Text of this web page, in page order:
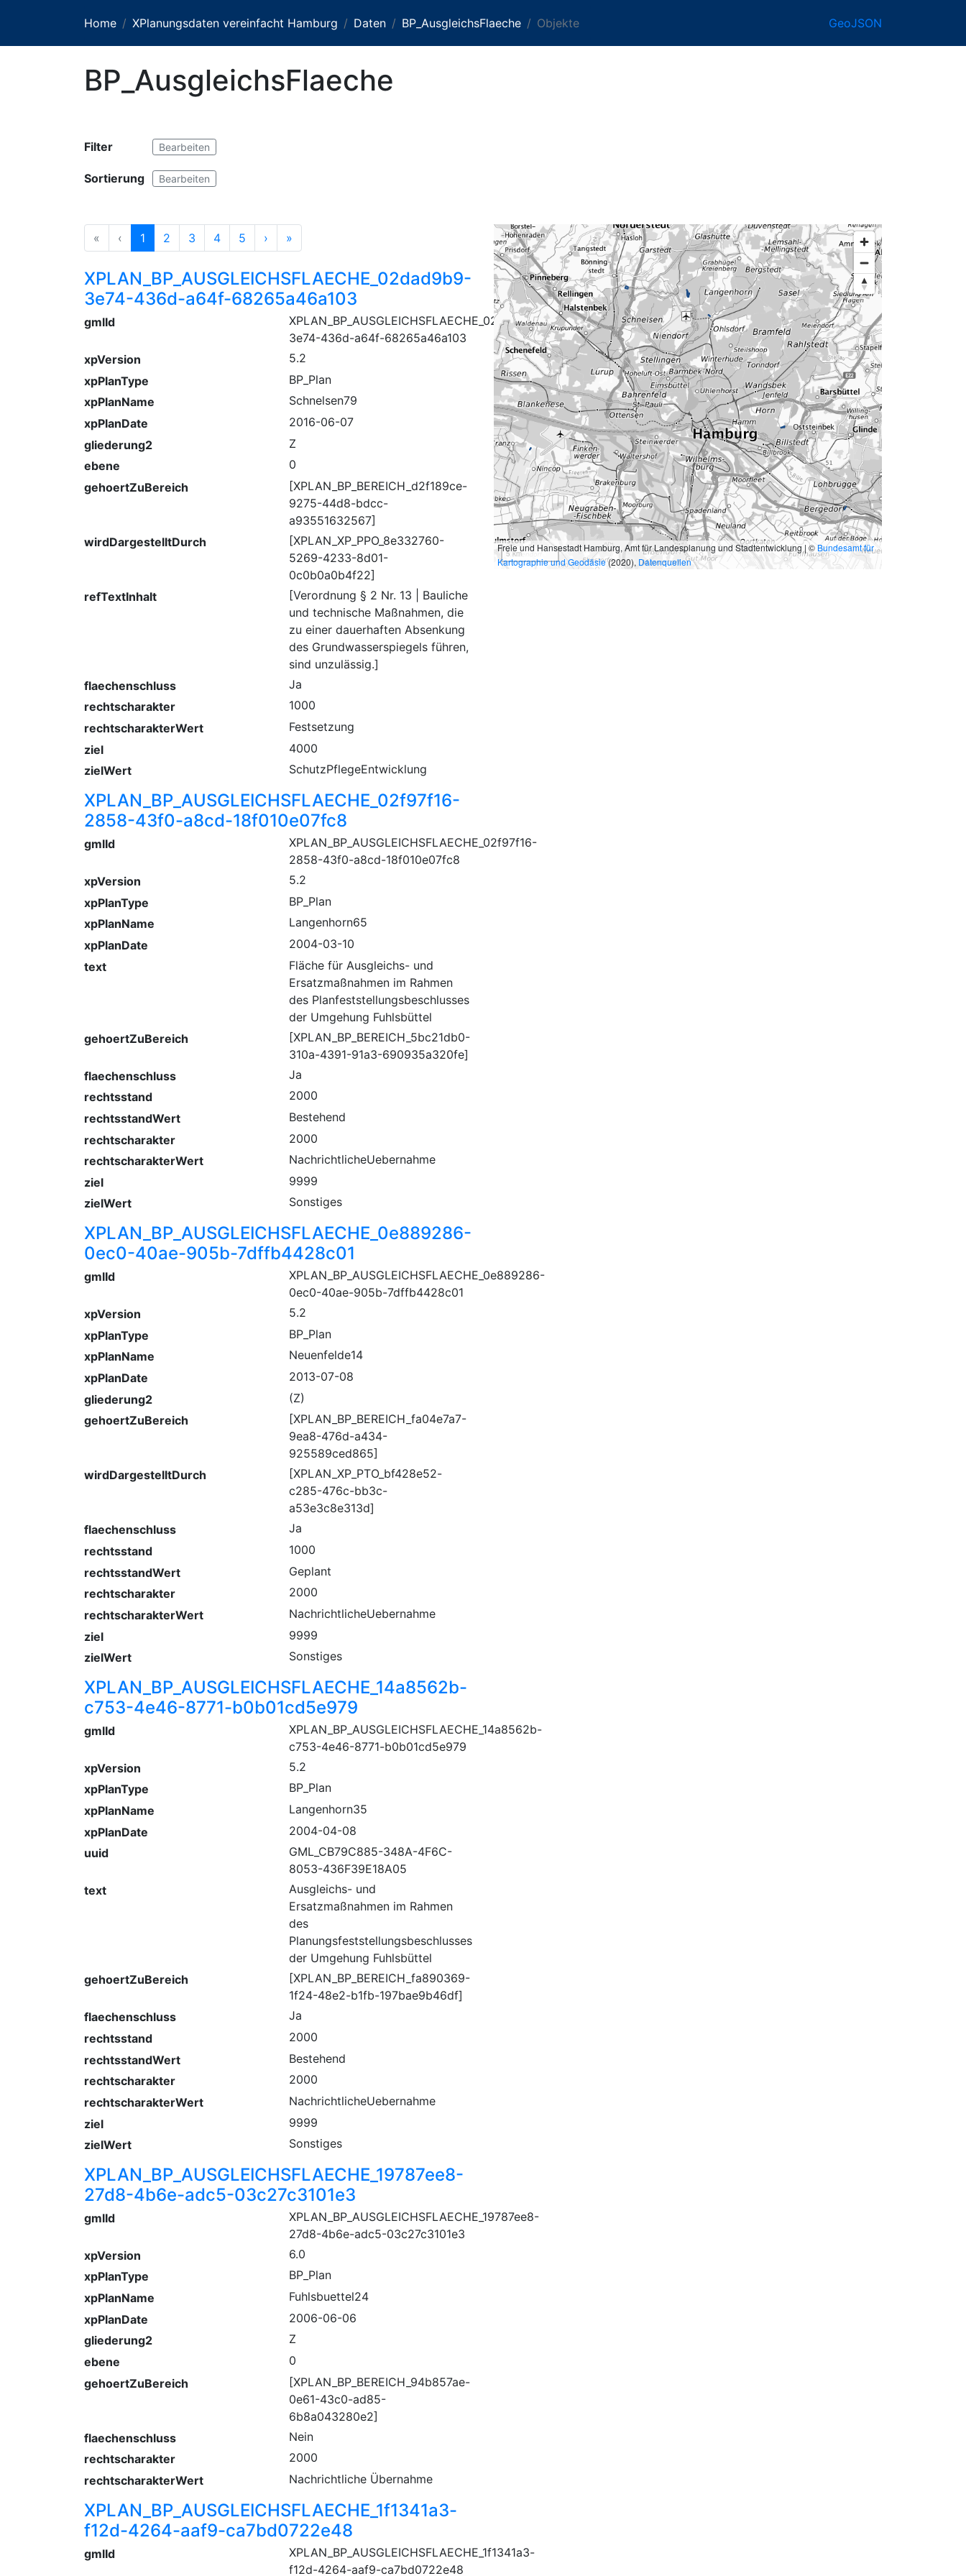
Home XPlanungsdaten vereinfacht Hamburg Daten BP_AusgleichsFlaeche Objekte GeoJSON
BP_AusgleichsFlaeche
Filter Bearbeiten
Sortierung Bearbeiten
« ‹ 1 2 3 4 5 › »
XPLAN_BP_AUSGLEICHSFLAECHE_02dad9b9-
3e74-436d-a64f-68265a46a103
gmlId
XPLAN_BP_AUSGLEICHSFLAECHE_02dad9b9-
3e74-436d-a64f-68265a46a103
xpVersion
5.2
xpPlanType
BP_Plan
xpPlanName
Schnelsen79
xpPlanDate
2016-06-07
gliederung2
Z
ebene
0
gehoertZuBereich
[XPLAN_BP_BEREICH_d2f189ce-
9275-44d8-bdcc-
a93551632567]
wirdDargestelltDurch
[XPLAN_XP_PPO_8e332760-
5269-4233-8d01-
0c0b0a0b4f22]
refTextInhalt
[Verordnung § 2 Nr. 13 | Bauliche
und technische Maßnahmen, die
zu einer dauerhaften Absenkung
des Grundwasserspiegels führen,
sind unzulässig.]
flaechenschluss
Ja
rechtscharakter
1000
rechtscharakterWert
Festsetzung
ziel
4000
zielWert
SchutzPflegeEntwicklung
XPLAN_BP_AUSGLEICHSFLAECHE_02f97f16-
2858-43f0-a8cd-18f010e07fc8
gmlId
XPLAN_BP_AUSGLEICHSFLAECHE_02f97f16-
2858-43f0-a8cd-18f010e07fc8
xpVersion
5.2
xpPlanType
BP_Plan
xpPlanName
Langenhorn65
xpPlanDate
2004-03-10
text
Fläche für Ausgleichs- und
Ersatzmaßnahmen im Rahmen
des Planfeststellungsbeschlusses
der Umgehung Fuhlsbüttel
gehoertZuBereich
[XPLAN_BP_BEREICH_5bc21db0-
310a-4391-91a3-690935a320fe]
flaechenschluss
Ja
rechtsstand
2000
rechtsstandWert
Bestehend
rechtscharakter
2000
rechtscharakterWert
NachrichtlicheUebernahme
ziel
9999
zielWert
Sonstiges
XPLAN_BP_AUSGLEICHSFLAECHE_0e889286-
0ec0-40ae-905b-7dffb4428c01
gmlId
XPLAN_BP_AUSGLEICHSFLAECHE_0e889286-
0ec0-40ae-905b-7dffb4428c01
xpVersion
5.2
xpPlanType
BP_Plan
xpPlanName
Neuenfelde14
xpPlanDate
2013-07-08
gliederung2
(Z)
gehoertZuBereich
[XPLAN_BP_BEREICH_fa04e7a7-
9ea8-476d-a434-
925589ced865]
wirdDargestelltDurch
[XPLAN_XP_PTO_bf428e52-
c285-476c-bb3c-
a53e3c8e313d]
flaechenschluss
Ja
rechtsstand
1000
rechtsstandWert
Geplant
rechtscharakter
2000
rechtscharakterWert
NachrichtlicheUebernahme
ziel
9999
zielWert
Sonstiges
XPLAN_BP_AUSGLEICHSFLAECHE_14a8562b-
c753-4e46-8771-b0b01cd5e979
gmlId
XPLAN_BP_AUSGLEICHSFLAECHE_14a8562b-
c753-4e46-8771-b0b01cd5e979
xpVersion
5.2
xpPlanType
BP_Plan
xpPlanName
Langenhorn35
xpPlanDate
2004-04-08
uuid
GML_CB79C885-348A-4F6C-
8053-436F39E18A05
text
Ausgleichs- und
Ersatzmaßnahmen im Rahmen
des
Planungsfeststellungsbeschlusses
der Umgehung Fuhlsbüttel
gehoertZuBereich
[XPLAN_BP_BEREICH_fa890369-
1f24-48e2-b1fb-197bae9b46df]
flaechenschluss
Ja
rechtsstand
2000
rechtsstandWert
Bestehend
rechtscharakter
2000
rechtscharakterWert
NachrichtlicheUebernahme
ziel
9999
zielWert
Sonstiges
XPLAN_BP_AUSGLEICHSFLAECHE_19787ee8-
27d8-4b6e-adc5-03c27c3101e3
gmlId
XPLAN_BP_AUSGLEICHSFLAECHE_19787ee8-
27d8-4b6e-adc5-03c27c3101e3
xpVersion
6.0
xpPlanType
BP_Plan
xpPlanName
Fuhlsbuettel24
xpPlanDate
2006-06-06
gliederung2
Z
ebene
0
gehoertZuBereich
[XPLAN_BP_BEREICH_94b857ae-
0e61-43c0-ad85-
6b8a043280e2]
flaechenschluss
Nein
rechtscharakter
2000
rechtscharakterWert
Nachrichtliche Übernahme
XPLAN_BP_AUSGLEICHSFLAECHE_1f1341a3-
f12d-4264-aaf9-ca7bd0722e48
gmlId
XPLAN_BP_AUSGLEICHSFLAECHE_1f1341a3-
f12d-4264-aaf9-ca7bd0722e48
5 km
Freie und Hansestadt Hamburg, Amt für Landesplanung und Stadtentwicklung | ©Bundesamt für
Kartographie und Geodäsie(2020), Datenquellen